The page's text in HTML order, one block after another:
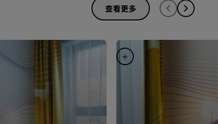
查看更多